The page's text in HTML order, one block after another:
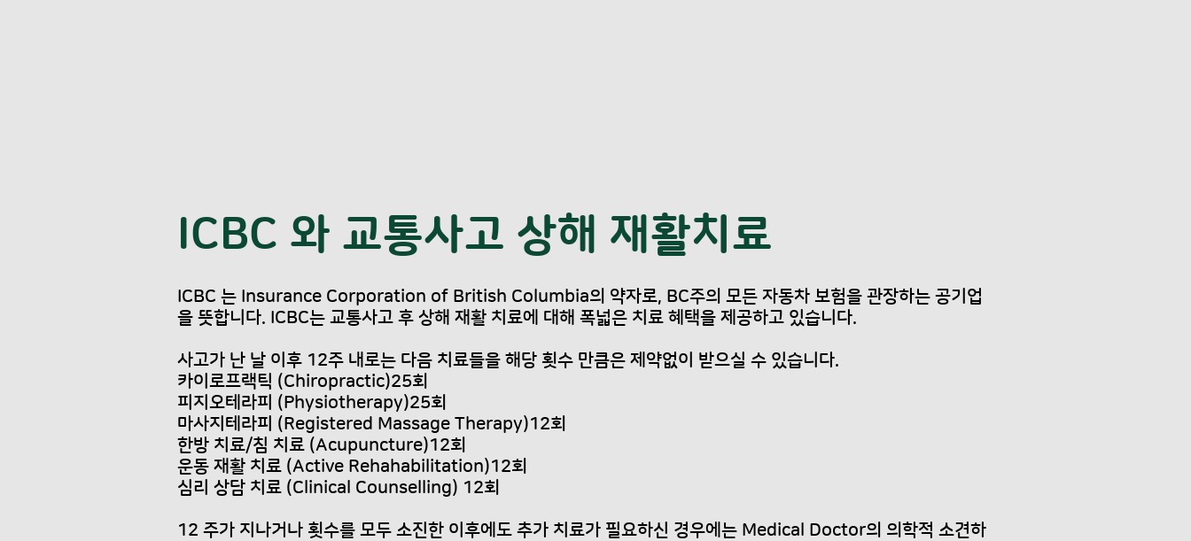
​ICBC 와 교통사고 상해 재활치료
ICBC 는 Insurance Corporation of British Columbia의 약자로, BC주의 모든 자동차 보험을 관장하는 공기업
을 뜻합니다. ICBC는 교통사고 후 상해 재활 치료에 대해 폭넓은 치료 혜택을 제공하고 있습니다.
사고가 난 날 이후 12주 내로는 다음 치료들을 해당 횟수 만큼은 제약없이 받으실 수 있습니다.
카이로프랙틱 (Chiropractic)25회
피지오테라피 (Physiotherapy)25회
마사지테라피 (Registered Massage Therapy)12회
한방 치료/침 치료 (Acupuncture)12회
운동 재활 치료 (Active Rehahabilitation)12회
심리 상담 치료 (Clinical Counselling) 12회
12 주가 지나거나 횟수를 모두 소진한 이후에도 추가 치료가 필요하신 경우에는 Medical Doctor의 의학적 소견하